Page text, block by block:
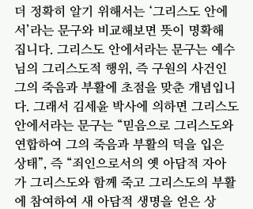
더 정확히 알기 위해서는 ‘그리스도 안에
서’라는 문구와 비교해보면 뜻이 명확해
집니다. 그리스도 안에서라는 문구는 예수
님의 그리스도적 행위, 즉 구원의 사건인
그의 죽음과 부활에 초점을 맞춘 개념입니
다. 그래서 김세윤 박사에 의하면 그리스도
안에서라는 문구는 “믿음으로 그리스도와
연합하여 그의 죽음과 부활의 덕을 입은
상태”, 즉 “죄인으로서의 옛 아담적 자아
가 그리스도와 함께 죽고 그리스도의 부활
에 참여하여 새 아담적 생명을 얻은 상